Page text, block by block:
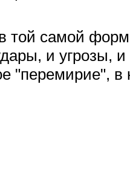
той самой
и угрозы,
"перемирие", в